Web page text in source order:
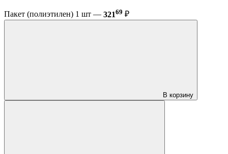
Пакет (полиэтилен) 1 шт — 32169 ₽
В корзину